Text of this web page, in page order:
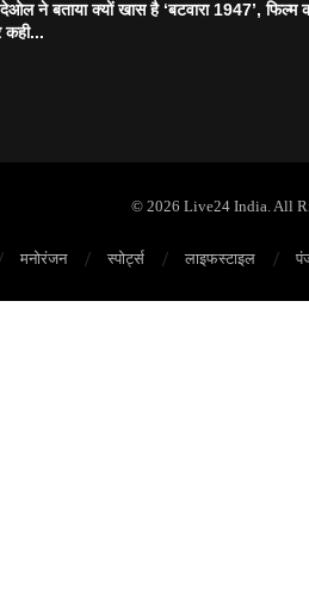
ने बताया क्यों खास है ‘बटवारा 1947’, फिल्म
© 2026 Live24 India. All
मनोरंजन स्पोर्ट्स लाइफस्टाइल